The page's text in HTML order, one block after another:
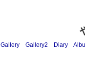
Gallery Gallery2 Diary